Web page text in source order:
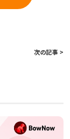
次の記事 >